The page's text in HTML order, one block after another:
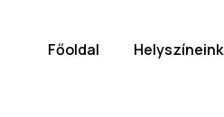
Főoldal Helyszíneink